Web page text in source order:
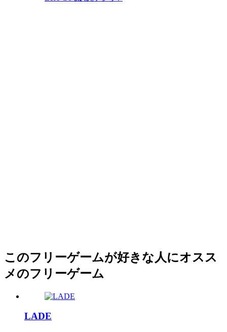
このフリーゲームが好きな人にオスス
メのフリーゲーム
LADE